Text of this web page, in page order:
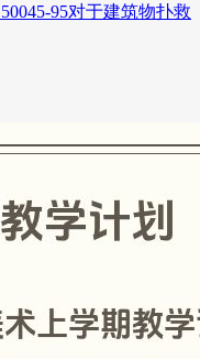
95对于建筑物扑救